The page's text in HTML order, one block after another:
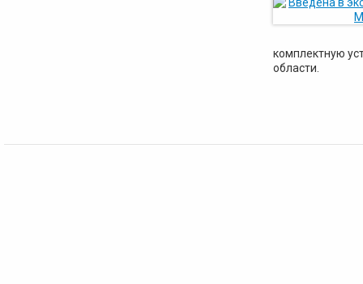
комплектную
области.